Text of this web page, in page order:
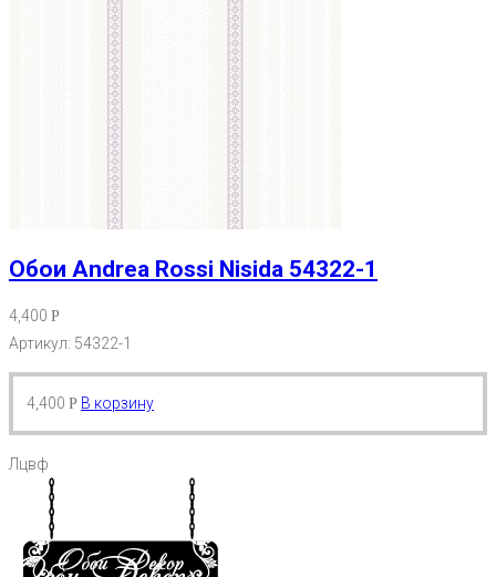
Обои Andrea Rossi Nisida 54322-1
4,400 Р
Артикул: 54322-1
4,400 Р В корзину
Лцвф